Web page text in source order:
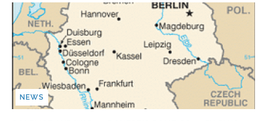
NEWS